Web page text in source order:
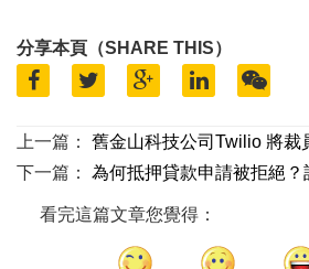
分享本頁（SHARE THIS）
上一篇：
舊金山科技公司Twilio 將裁
下一篇：
為何抵押貸款申請被拒絕？
看完這篇文章您覺得：